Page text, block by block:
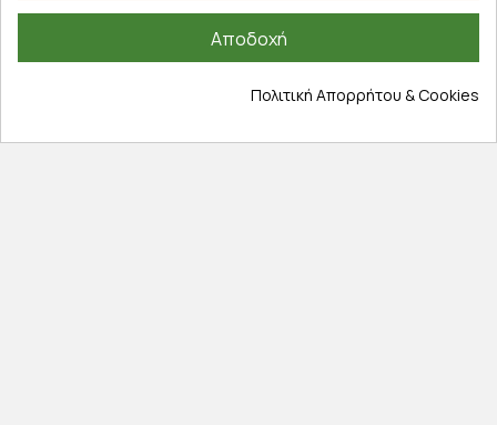
Επιστροφές προϊοντων
Αποδοχή
Πολιτική Απορρήτου & Cookies